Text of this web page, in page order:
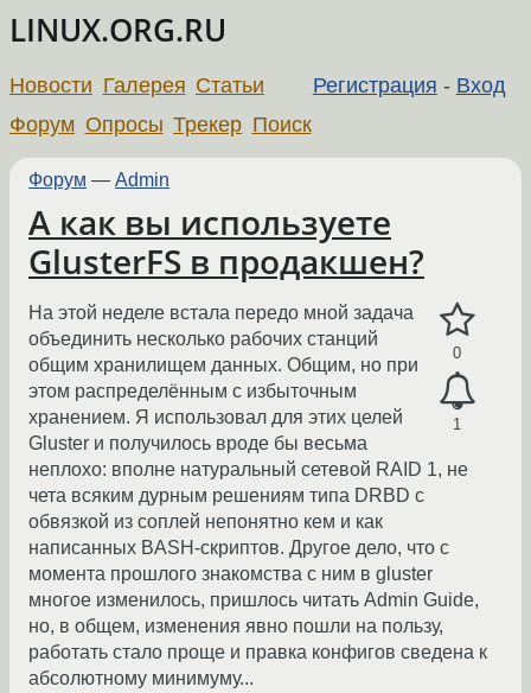
LINUX.ORG.RU
Регистрация - Вход
Новости Галерея Статьи
Форум Опросы Трекер Поиск
Форум — Admin
А как вы используете
GlusterFS в продакшен?
0
1
На этой неделе встала передо мной задача
объединить несколько рабочих станций
общим хранилищем данных. Общим, но при
этом распределённым с избыточным
хранением. Я использовал для этих целей
Gluster и получилось вроде бы весьма
неплохо: вполне натуральный сетевой RAID 1, не
чета всяким дурным решениям типа DRBD с
обвязкой из соплей непонятно кем и как
написанных BASH-скриптов. Другое дело, что с
момента прошлого знакомства с ним в gluster
многое изменилось, пришлось читать Admin Guide,
но, в общем, изменения явно пошли на пользу,
работать стало проще и правка конфигов сведена к
абсолютному минимуму...